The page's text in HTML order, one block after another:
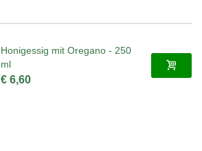
Honigessig mit Oregano - 250
ml
€ 6,60